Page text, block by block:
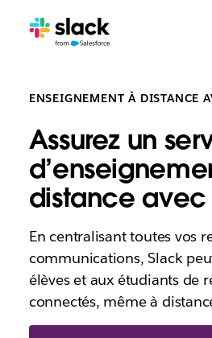
ENSEIGNEMENT À DISTANCE
Assurez un
distance avec
En centralisant toutes vos
communications, Slack
élèves et aux étudiants de
connectés, même à